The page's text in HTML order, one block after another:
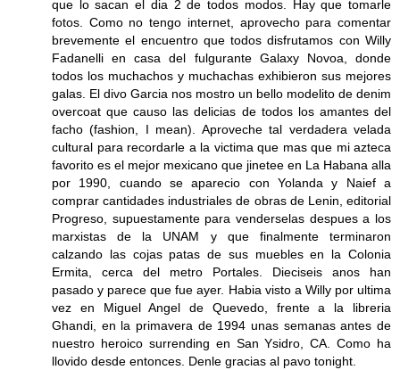
que lo sacan el dia 2 de todos modos. Hay que tomarle
fotos. Como no tengo internet, aprovecho para comentar
brevemente el encuentro que todos disfrutamos con Willy
Fadanelli en casa del fulgurante Galaxy Novoa, donde
todos los muchachos y muchachas exhibieron sus mejores
galas. El divo Garcia nos mostro un bello modelito de denim
overcoat que causo las delicias de todos los amantes del
facho (fashion, I mean). Aproveche tal verdadera velada
cultural para recordarle a la victima que mas que mi azteca
favorito es el mejor mexicano que jinetee en La Habana alla
por 1990, cuando se aparecio con Yolanda y Naief a
comprar cantidades industriales de obras de Lenin, editorial
Progreso, supuestamente para venderselas despues a los
marxistas de la UNAM y que finalmente terminaron
calzando las cojas patas de sus muebles en la Colonia
Ermita, cerca del metro Portales. Dieciseis anos han
pasado y parece que fue ayer. Habia visto a Willy por ultima
vez en Miguel Angel de Quevedo, frente a la libreria
Ghandi, en la primavera de 1994 unas semanas antes de
nuestro heroico surrending en San Ysidro, CA. Como ha
llovido desde entonces. Denle gracias al pavo tonight.